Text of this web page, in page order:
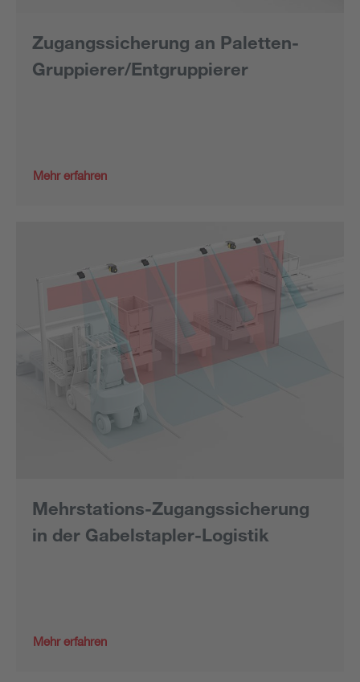
Zugangssicherung an Paletten-
Gruppierer/Entgruppierer
Mehr erfahren
Mehrstations-Zugangssicherung
in der Gabelstapler-Logistik
Mehr erfahren